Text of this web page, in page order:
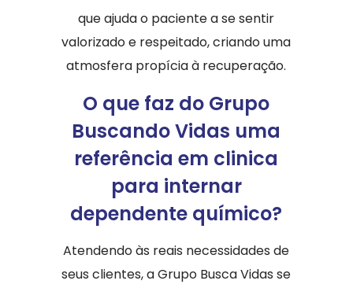
que ajuda o paciente a se sentir
valorizado e respeitado, criando uma
atmosfera propícia à recuperação.
O que faz do Grupo
Buscando Vidas uma
referência em clinica
para internar
dependente químico?
Atendendo às reais necessidades de
seus clientes, a Grupo Busca Vidas se